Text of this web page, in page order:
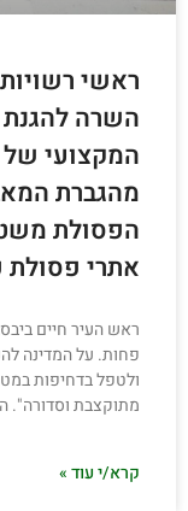
ראשי
השרה להגנת
המקצועי
מהגברת
הפסולת
אתרי פסולת
ראש העיר חיים
פחות. על המדינה
ולטפל בדחיפות
מתוקצבת וסדורה".
קרא/י עוד »